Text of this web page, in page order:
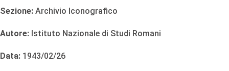
Sezione: Archivio Iconografico
Autore: Istituto Nazionale di Studi Romani
Data: 1943/02/26